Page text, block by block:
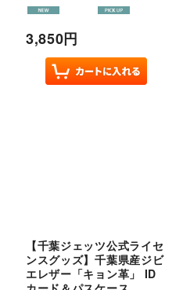
3,850円
【千葉ジェッツ公式ライセ
ンスグッズ】千葉県産ジビ
エレザー「キョン革」 ID